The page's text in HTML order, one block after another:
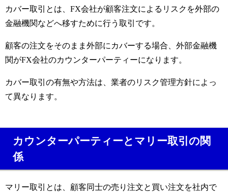
カバー取引とは、FX会社が顧客注文によるリスクを外部の
金融機関などへ移すために行う取引です。
顧客の注文をそのまま外部にカバーする場合、外部金融機
関がFX会社のカウンターパーティーになります。
カバー取引の有無や方法は、業者のリスク管理方針によっ
て異なります。
カウンターパーティーとマリー取引の関
係
マリー取引とは、顧客同士の売り注文と買い注文を社内で